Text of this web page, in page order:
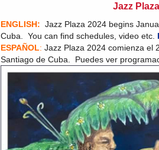
Jazz
ENGLISH: Jazz Plaza 2024 begins
Cuba. You can find schedules, video etc.
ESPAÑOL: Jazz Plaza 2024 comienza el
Santiago de Cuba. Puedes ver